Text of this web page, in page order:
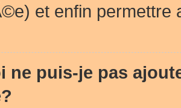
et enfin permettre
ne puis-je pas